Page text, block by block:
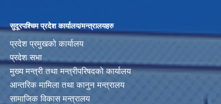
सुदूरपश्चिम प्रदेश कार्यालय/मन्त्रालयहरु
प्रदेश प्रमुखको कार्यालय
प्रदेश सभा
मुख्य मन्त्री तथा मन्त्रीपरिषदको कार्यालय
आन्तरिक मामिला तथा कानुन मन्त्रालय
सामाजिक विकास मन्त्रालय